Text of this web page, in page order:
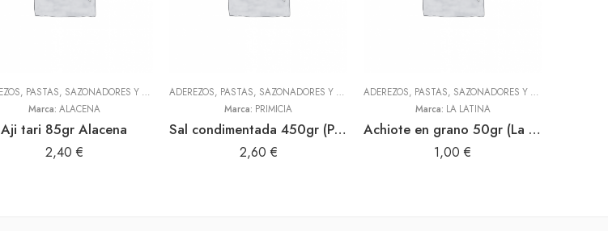
ADEREZOS, PASTAS, SAZONADORES Y CONDIMENTOS ,TODOS
Marca: ALACENA
Aji tari 85gr Alacena
2,40 €
ADEREZOS, PASTAS, SAZONADORES Y CONDIMENTOS ,TODOS
Marca: PRIMICIA
Sal condimentada 450gr (Primicia)
2,60 €
ADEREZOS, PASTAS, SAZONADORES Y CONDIMENTOS
Marca: LA LATINA
Achiote en grano 50gr (La Latina)
1,00 €